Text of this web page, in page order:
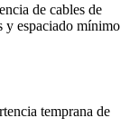
de cables de
y espaciado mínimo
temprana de